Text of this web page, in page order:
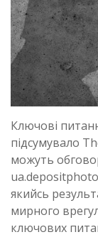
Ключові
підсумувало
можуть
якийсь
мирного
ключових